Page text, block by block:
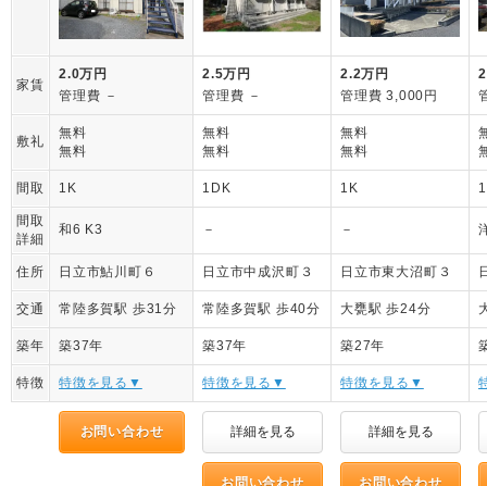
家賃
2.0万円
管理費 －
2.5万円
管理費 －
2.2万円
管理費 3,000円
敷礼
無料
無料
無料
無料
無料
無料
間取 1K 1DK 1K
間取
詳細
和6 K3 － －
住所 日立市鮎川町６ 日立市中成沢町３ 日立市東大沼町３
交通 常陸多賀駅 歩31分 常陸多賀駅 歩40分 大甕駅 歩24分
築年 築37年 築37年 築27年
特徴 特徴を見る▼ 特徴を見る▼ 特徴を見る▼
お問い合わせ 詳細を見る 詳細を見る
お問い合わせ お問い合わせ